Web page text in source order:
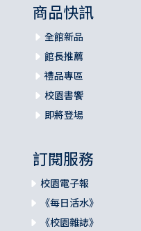
商品快訊
全館新品
館長推薦
禮品專區
校園書饗
即將登場
訂閱服務
校園電子報
《每日活水》
《校園雜誌》